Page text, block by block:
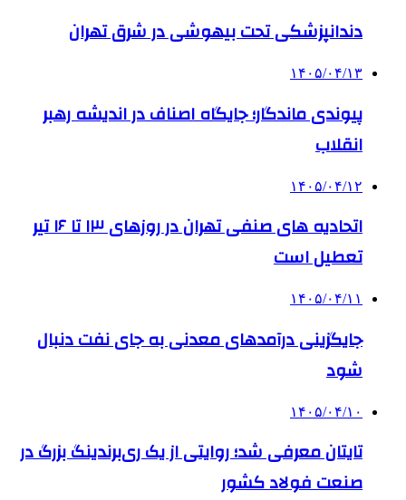
دندانپزشکی تحت بیهوشی در شرق تهران
۱۴۰۵/۰۴/۱۳
پیوندی ماندگار؛ جایگاه اصناف در اندیشه رهبر
انقلاب
۱۴۰۵/۰۴/۱۲
اتحادیه های صنفی تهران در روزهای ۱۳ تا ۱۶ تیر
تعطیل است
۱۴۰۵/۰۴/۱۱
جایگزینی درآمدهای معدنی به جای نفت دنبال
شود
۱۴۰۵/۰۴/۱۰
تایتان معرفی شد؛ روایتی از یک ری‌برندینگ بزرگ در
صنعت فولاد کشور